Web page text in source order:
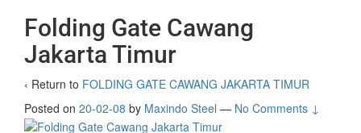
Folding Gate Cawang
Jakarta Timur
‹ Return to FOLDING GATE CAWANG JAKARTA TIMUR
Posted on 20-02-08 by Maxindo Steel — No Comments ↓